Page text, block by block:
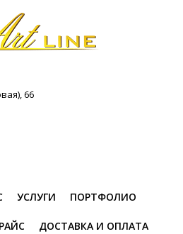
66
УСЛУГИ ПОРТФОЛИО
ДОСТАВКА И ОПЛАТА